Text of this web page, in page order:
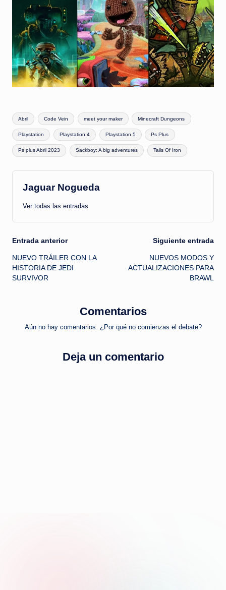
Etiquetas:
Abril Code Vein meet your maker Minecraft Dungeons
Playstation Playstation 4 Playstation 5 Ps Plus
Ps plus Abril 2023 Sackboy: A big adventures Tails Of Iron
Jaguar Nogueda
Ver todas las entradas
Navegación
de
entradas
Entrada anterior
NUEVO TRÁILER CON LA
HISTORIA DE JEDI
SURVIVOR
Siguiente entrada
NUEVOS MODOS Y
ACTUALIZACIONES PARA
BRAWL
Comentarios
Aún no hay comentarios. ¿Por qué no comienzas el debate?
Deja un comentario